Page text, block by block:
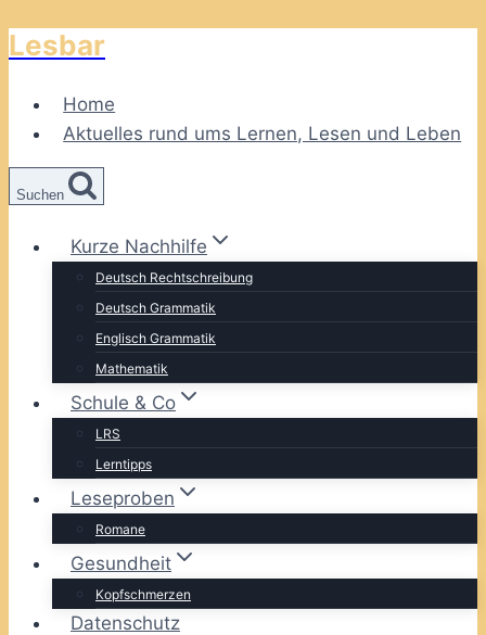
Zum
springen
Lesbar
Home
Aktuelles rund ums Lernen, Lesen und Leben
Suchen
Kurze Nachhilfe
Deutsch Rechtschreibung
Deutsch Grammatik
Englisch Grammatik
Mathematik
Schule & Co
LRS
Lerntipps
Leseproben
Romane
Gesundheit
Kopfschmerzen
Datenschutz